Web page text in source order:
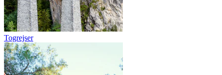
Togrejser